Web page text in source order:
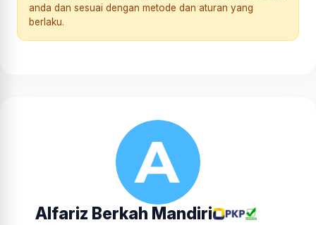
anda dan sesuai dengan metode dan aturan yang
berlaku.
Alfariz Berkah Mandiri